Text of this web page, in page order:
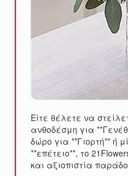
Είτε θέλετε να
ανθοδέσμη για
δώρο για **Γιορτή** ή
**επέτειο**, το
και αξιοπιστία